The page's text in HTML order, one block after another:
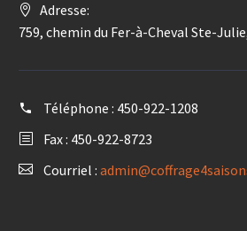
Adresse:
759, chemin du Fer-à-Cheval Ste-
Téléphone : 450-922-1208
Fax : 450-922-8723
Courriel :